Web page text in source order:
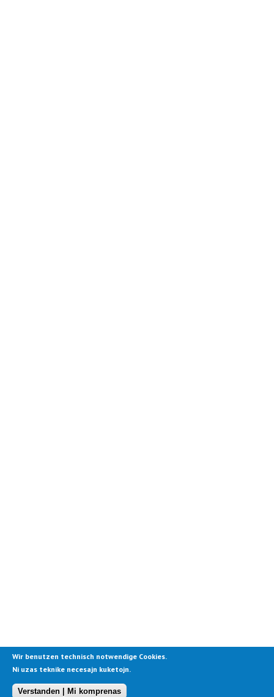
Wir benutzen technisch notwendige Cookies.
Ni uzas teknike necesajn kuketojn.
Verstanden | Mi komprenas